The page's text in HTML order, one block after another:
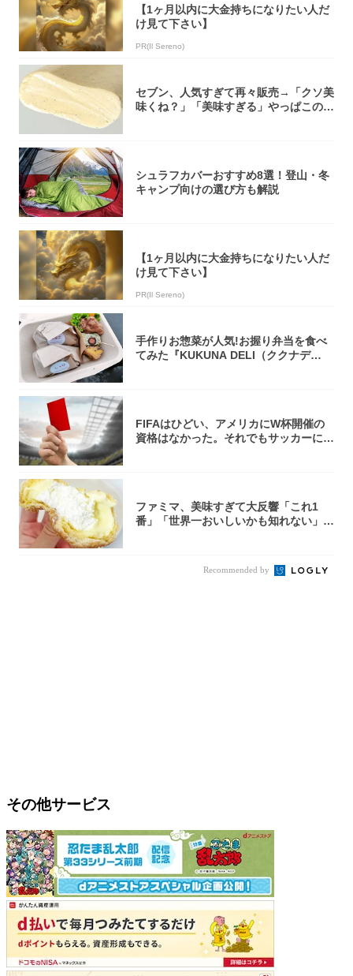
【1ヶ月以内に大金持ちになりたい人だ
け見て下さい】
PR(Il Sereno)
セブン、人気すぎて再々販売→「クソ美
味くね？」「美味すぎる」やっぱこのク
シュラフカバーおすすめ8選！登山・冬
キャンプ向けの選び方も解説
【1ヶ月以内に大金持ちになりたい人だ
け見て下さい】
PR(Il Sereno)
手作りお惣菜が人気!お握り弁当を食べ
てみた『KUKUNA DELI（ククナデ
FIFAはひどい、アメリカにW杯開催の
資格はなかった。それでもサッカーには
ファミマ、美味すぎて大反響「これ1
番」「世界一おいしいかも知れない」
Recommended by
その他サービス